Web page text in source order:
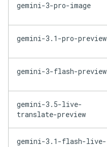
gemini-3-pro-image
gemini-3.1-pro-preview
gemini-3-flash-preview
gemini-3.5-live-
translate-preview
gemini-3.1-flash-live-